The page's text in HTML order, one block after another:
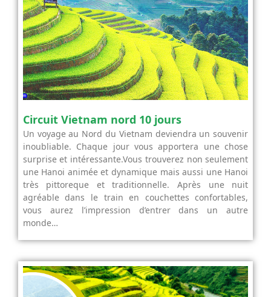
Circuit Vietnam nord 10 jours
Un voyage au Nord du Vietnam deviendra un souvenir
inoubliable. Chaque jour vous apportera une chose
surprise et intéressante.Vous trouverez non seulement
une Hanoi animée et dynamique mais aussi une Hanoi
très pittoreque et traditionnelle. Après une nuit
agréable dans le train en couchettes confortables,
vous aurez l’impression d’entrer dans un autre
monde…